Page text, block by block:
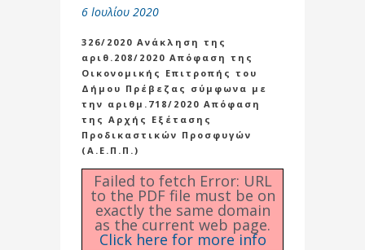
6 Ιουλίου 2020
326/2020 Ανάκληση της
αριθ.208/2020 Απόφαση της
Οικονομικής Επιτροπής του
Δήμου Πρέβεζας σύμφωνα με
την αριθμ.718/2020 Απόφαση
της Αρχής Εξέτασης
Προδικαστικών Προσφυγών
(Α.Ε.Π.Π.)
Failed to fetch Error: URL
to the PDF file must be on
exactly the same domain
as the current web page.
Click here for more info